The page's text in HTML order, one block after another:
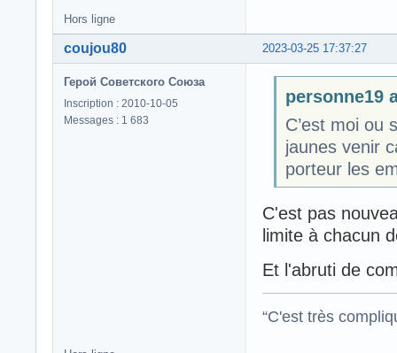
Hors ligne
2023-03-25 17:37:27
coujou80
Герой Советского Союза
Inscription : 2010-10-05
Messages : 1 683
personne19
C’est moi ou
jaunes venir
porteur les
C'est pas
limite à chacun
Et l'abruti de
“C'est très